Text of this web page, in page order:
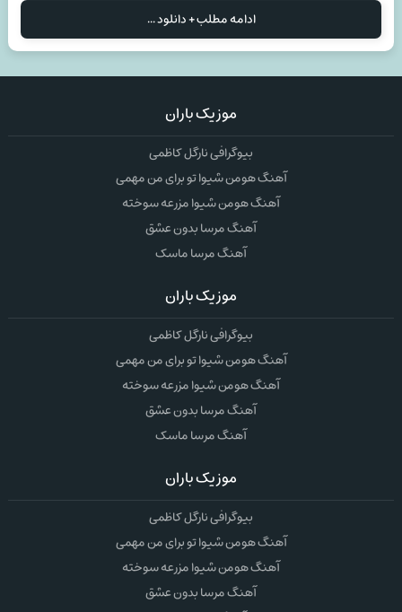
ادامه مطلب + دانلود ...
موزیک باران
بیوگرافی نارگل کاظمی
آهنگ هومن شیوا تو برای من مهمی
آهنگ هومن شیوا مزرعه سوخته
آهنگ مرسا بدون عشق
آهنگ مرسا ماسک
موزیک باران
بیوگرافی نارگل کاظمی
آهنگ هومن شیوا تو برای من مهمی
آهنگ هومن شیوا مزرعه سوخته
آهنگ مرسا بدون عشق
آهنگ مرسا ماسک
موزیک باران
بیوگرافی نارگل کاظمی
آهنگ هومن شیوا تو برای من مهمی
آهنگ هومن شیوا مزرعه سوخته
آهنگ مرسا بدون عشق